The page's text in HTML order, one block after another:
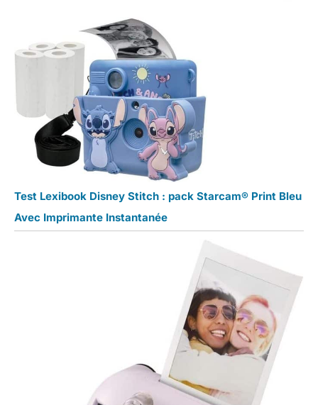
Test Lexibook Disney Stitch : pack Starcam® Print Bleu
Avec Imprimante Instantanée